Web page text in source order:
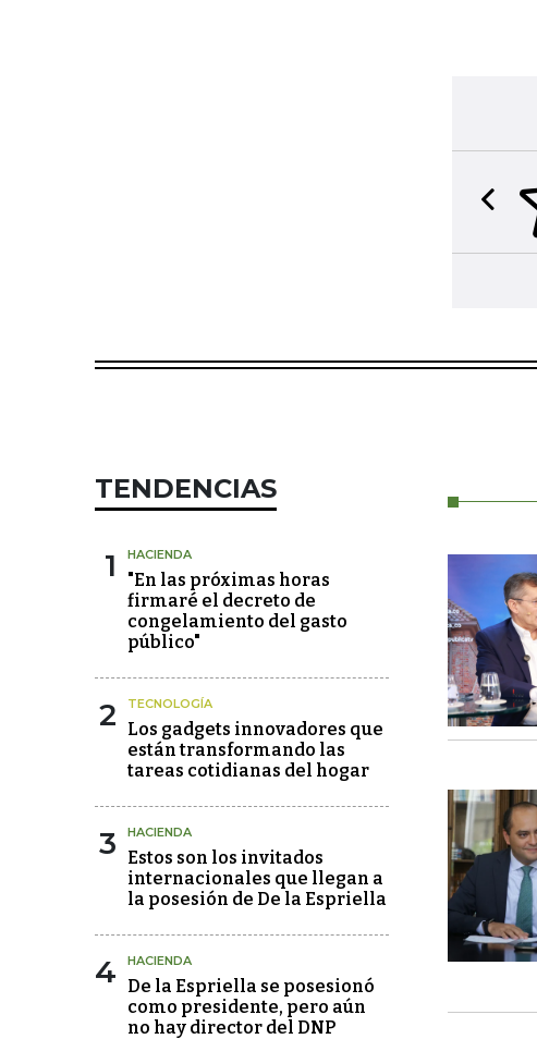
TENDENCIAS
1 HACIENDA
"En las próximas horas
firmaré el decreto de
congelamiento del gasto
público"
2 TECNOLOGÍA
Los gadgets innovadores que
están transformando las
tareas cotidianas del hogar
3 HACIENDA
Estos son los invitados
internacionales que llegan a
la posesión de De la Espriella
4 HACIENDA
De la Espriella se posesionó
como presidente, pero aún
no hay director del DNP